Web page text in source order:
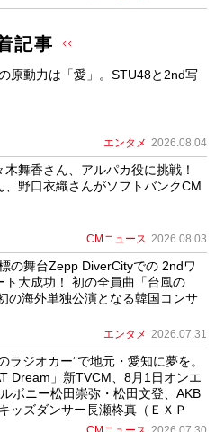
記事
原動力は「愛」。STU48と2nd写
エンタメ 2026.08.04
木舞香さん、アルパカ役に挑戦！
、野口衣織さんがソフトバンクCM
CMニュース 2026.08.03
の舞台Zepp DiverCityでの 2ndワ
ト大成功！ 初の全員曲「台風の
の海外単独公演となる韓国コンサ
エンタメ 2026.07.31
ラジオカー”で地元・愛知に夢を。
Dream」新TVCM、8月1日オンエ
ボニー松田崇弥・松田文登、AKB
ッズダンサー長瀬柊真（ＥＸＰ